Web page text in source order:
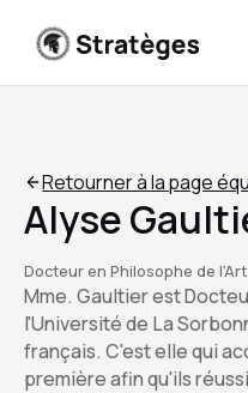
Retourner à la page
Alyse
Docteur en Philosophe de l'Art
Mme. Gaultier est
l'Université de La
français. C'est elle qui
première afin qu'ils